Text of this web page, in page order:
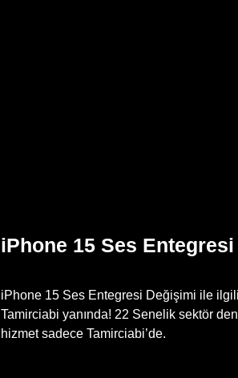
iPhone 15 Ses
iPhone 15 Ses Entegresi Değişimi ile
Tamirciabi yanında! 22 Senelik sektör
hizmet sadece Tamirciabi’de.